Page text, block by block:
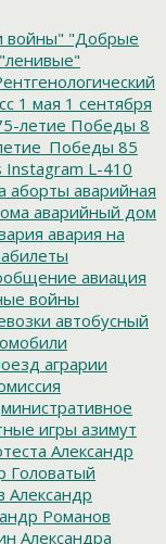
войны" "Добрые
"ленивые"
1 мая 1 сентября
летие Победы 8
85
Instagram L-410
аборты аварийная
аварийный дом
авария на
авиация
войны
автобусный
аграрии
игры азимут
Александр
Головатый
Александр
Романов
Александра